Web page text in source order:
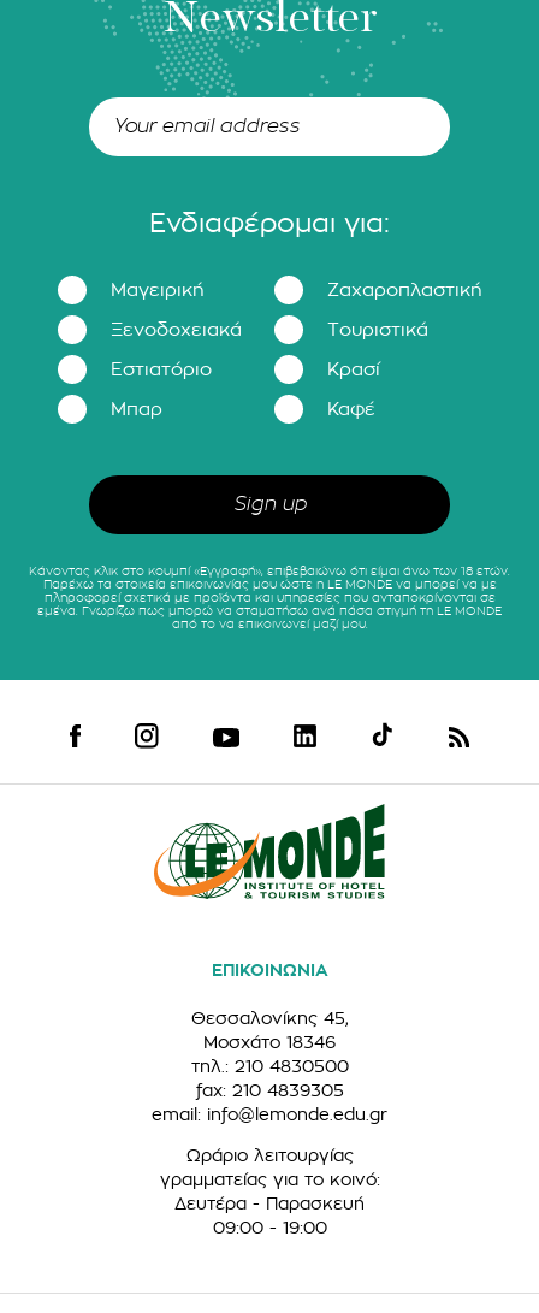
Newsletter
Ενδιαφέρομαι για:
Μαγειρική Ζαχαροπλαστική
Ξενοδοχειακά Τουριστικά
Εστιατόριο Κρασί
Μπαρ Καφέ
Κάνοντας κλικ στο κουμπί «Εγγραφή», επιβεβαιώνω ότι είμαι άνω των 18 ετών.
Παρέχω τα στοιχεία επικοινωνίας μου ώστε η LE MONDE να μπορεί να με
πληροφορεί σχετικά με προϊόντα και υπηρεσίες που ανταποκρίνονται σε
εμένα. Γνωρίζω πως μπορώ να σταματήσω ανά πάσα στιγμή τη LE MONDE
από το να επικοινωνεί μαζί μου.
ΕΠΙΚΟΙΝΩΝΙΑ
Θεσσαλονίκης 45,
Μοσχάτο 18346
τηλ.: 210 4830500
fax: 210 4839305
email: info@lemonde.edu.gr
Ωράριο λειτουργίας
γραμματείας για το κοινό:
Δευτέρα - Παρασκευή
09:00 - 19:00